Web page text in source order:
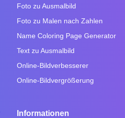
Foto zu Ausmalbild
Foto zu Malen nach Zahlen
Name Coloring Page Generator
Text zu Ausmalbild
Online-Bildverbesserer
Online-Bildvergrößerung
Informationen